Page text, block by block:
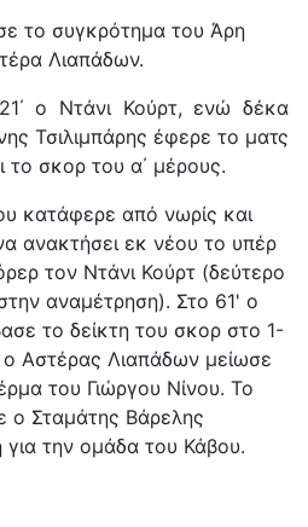
το συγκρότημα του Άρη
Λιαπάδων.
ο Ντάνι Κούρτ, ενώ δέκα
Τσιλιμπάρης έφερε το ματς
το σκορ του α΄ μέρους.
κατάφερε από νωρίς και
ανακτήσει εκ νέου το υπέρ
τον Ντάνι Κούρτ (δεύτερο
αναμέτρηση). Στο 61' ο
το δείκτη του σκορ στο 1-
Αστέρας Λιαπάδων μείωσε
του Γιώργου Νίνου. Το
ο Σταμάτης Βάρελης
για την ομάδα του Κάβου.